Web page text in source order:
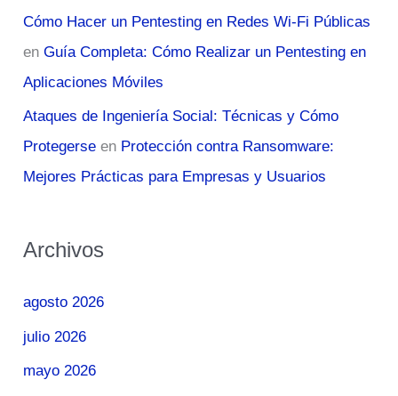
Cómo Hacer un Pentesting en Redes Wi-Fi Públicas
enGuía Completa: Cómo Realizar un Pentesting en
Aplicaciones Móviles
Ataques de Ingeniería Social: Técnicas y Cómo
Protegerse en Protección contra Ransomware:
Mejores Prácticas para Empresas y Usuarios
Archivos
agosto 2026
julio 2026
mayo 2026